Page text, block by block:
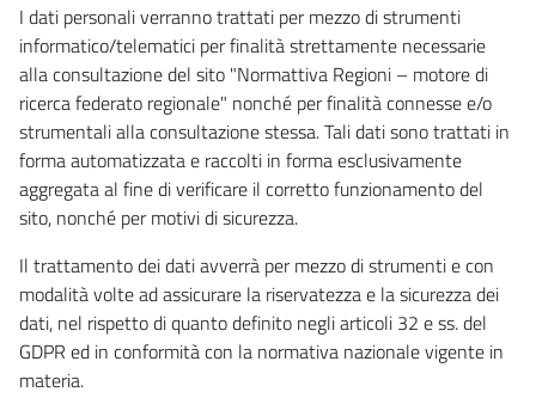
I dati personali verranno trattati per mezzo di strumenti
informatico/telematici per finalità strettamente necessarie
alla consultazione del sito "Normattiva Regioni – motore di
ricerca federato regionale" nonché per finalità connesse e/o
strumentali alla consultazione stessa. Tali dati sono trattati in
forma automatizzata e raccolti in forma esclusivamente
aggregata al fine di verificare il corretto funzionamento del
sito, nonché per motivi di sicurezza.
Il trattamento dei dati avverrà per mezzo di strumenti e con
modalità volte ad assicurare la riservatezza e la sicurezza dei
dati, nel rispetto di quanto definito negli articoli 32 e ss. del
GDPR ed in conformità con la normativa nazionale vigente in
materia.